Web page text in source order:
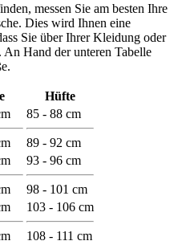
messen Sie am besten Ihre
Dies wird Ihnen eine
Sie über Ihrer Kleidung oder
Hand der unteren Tabelle
Hüfte
85 - 88 cm
89 - 92 cm
93 - 96 cm
98 - 101 cm
103 - 106 cm
108 - 111 cm